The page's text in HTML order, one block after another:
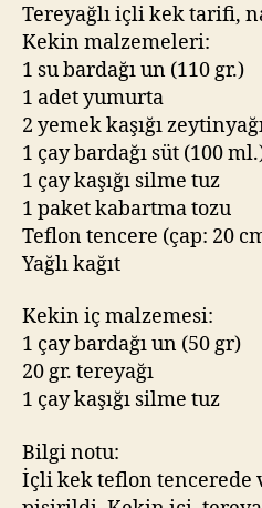
Tereyağlı içli kek tarifi,
Kekin malzemeleri:
1 su bardağı un (110 gr.)
1 adet yumurta
2 yemek kaşığı
1 çay bardağı süt (100
1 çay kaşığı silme tuz
1 paket kabartma tozu
Teflon tencere (çap: 20
Yağlı kağıt
Kekin iç malzemesi:
1 çay bardağı un (50 gr)
20 gr. tereyağı
1 çay kaşığı silme tuz
Bilgi notu:
İçli kek teflon tencerede